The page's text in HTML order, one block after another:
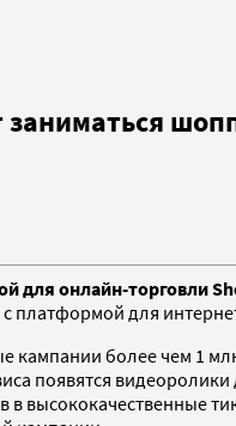
заниматься
для онлайн-торговли
платформой для
более чем 1
появятся
высококачественные